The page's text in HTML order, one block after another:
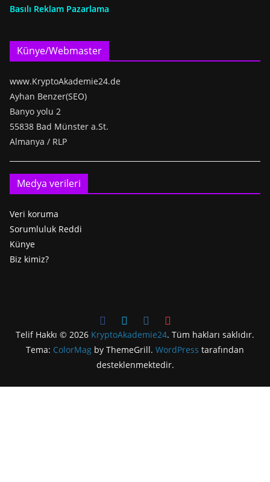
Basılı Reklam Pazarlama
Künye/Webmaster
www.KryptoAkademie24.de
Ayhan Benzer(SEO)
Banyo yolu 2
55838 Bad Münster a.St.
Almanya / RLP
Medya verileri
Veri koruma
Sorumluluk Reddi
Künye
Biz kimiz?
Telif Hakkı © 2026 KryptoAkademie24. Tüm hakları saklıdır.
Tema: ColorMag by ThemeGrill. WordPress tarafından
desteklenmektedir.